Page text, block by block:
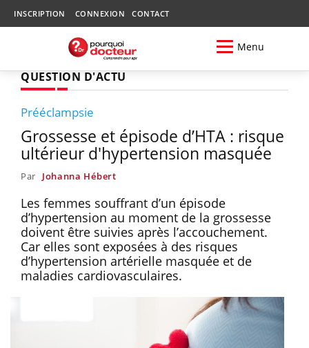
INSCRIPTION CONNEXION CONTACT
Menu
QUESTION D'ACTU
Prééclampsie
Grossesse et épisode d’HTA : risque
ultérieur d'hypertension masquée
Par Johanna Hébert
Les femmes souffrant d’un épisode
d’hypertension au moment de la grossesse
doivent être suivies après l’accouchement.
Car elles sont exposées à des risques
d’hypertension artérielle masquée et de
maladies cardiovasculaires.